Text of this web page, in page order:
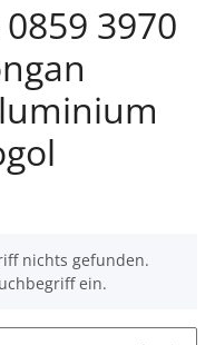
3970
nichts gefunden.
ein.